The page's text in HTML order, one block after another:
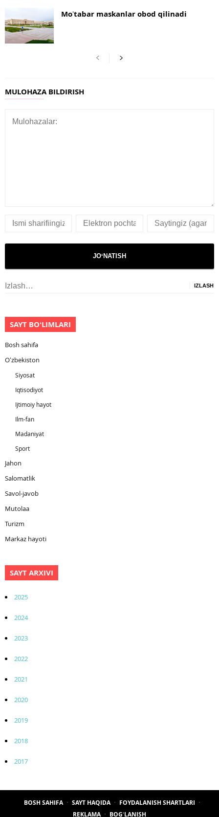
Moʻtabar maskanlar obod qilinadi
MULOHAZA BILDIRISH
Izlash:
SAYT BOʻLIMLARI
Bosh sahifa
Oʻzbekiston
Siyosat
Iqtisodiyot
Ijtimoiy hayot
Ilm-fan
Madaniyat
Sport
Jahon
Salomatlik
Savol-javob
Mutolaa
Turizm
Markaz hayoti
SAYT ARXIVI
2025
2024
2023
2022
2021
2020
2019
2018
2017
BOSH SAHIFA SAYT HAQIDA
FOYDALANISH SHARTLARI
REKLAMA
BOGʻLANISH